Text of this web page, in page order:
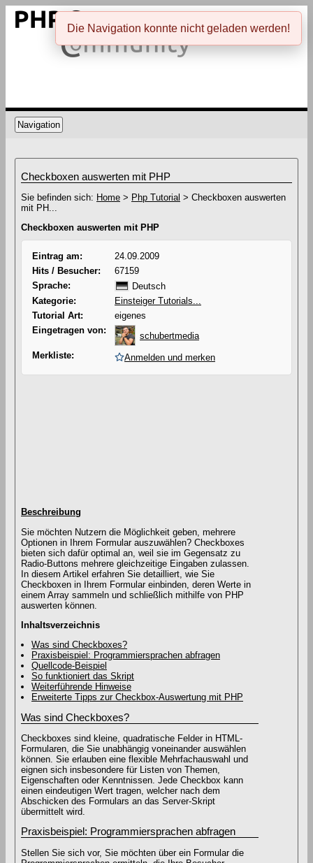
Navigation
Checkboxen auswerten mit PHP
Sie befinden sich: Home > Php Tutorial > Checkboxen auswerten
mit PH...
Checkboxen auswerten mit PHP
Eintrag am:
24.09.2009
Hits / Besucher:
67159
Sprache:
Deutsch
Kategorie:
Einsteiger Tutorials...
Tutorial Art:
eigenes
Eingetragen von:
schubertmedia
Merkliste:
Anmelden und merken
Beschreibung
Sie möchten Nutzern die Möglichkeit geben, mehrere
Optionen in Ihrem Formular auszuwählen? Checkboxes
bieten sich dafür optimal an, weil sie im Gegensatz zu
Radio-Buttons mehrere gleichzeitige Eingaben zulassen.
In diesem Artikel erfahren Sie detailliert, wie Sie
Checkboxen in Ihrem Formular einbinden, deren Werte in
einem Array sammeln und schließlich mithilfe von PHP
auswerten können.
Inhaltsverzeichnis
Was sind Checkboxes?
Praxisbeispiel: Programmiersprachen abfragen
Quellcode-Beispiel
So funktioniert das Skript
Weiterführende Hinweise
Erweiterte Tipps zur Checkbox-Auswertung mit PHP
Was sind Checkboxes?
Checkboxes sind kleine, quadratische Felder in HTML-
Formularen, die Sie unabhängig voneinander auswählen
können. Sie erlauben eine flexible Mehrfachauswahl und
eignen sich insbesondere für Listen von Themen,
Eigenschaften oder Kenntnissen. Jede Checkbox kann
einen eindeutigen Wert tragen, welcher nach dem
Abschicken des Formulars an das Server-Skript
übermittelt wird.
Praxisbeispiel: Programmiersprachen abfragen
Stellen Sie sich vor, Sie möchten über ein Formular die
Die Navigation konnte nicht geladen werden!